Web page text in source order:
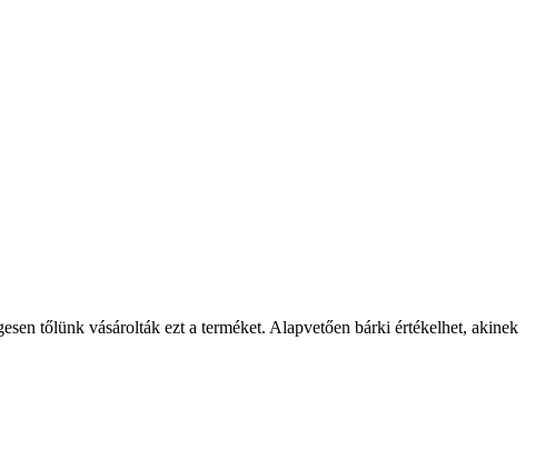
tőlünk vásárolták ezt a terméket. Alapvetően bárki értékelhet, akinek